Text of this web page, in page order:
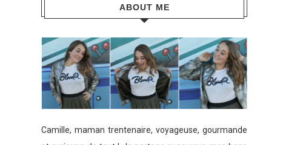
ABOUT ME
Camille, maman trentenaire, voyageuse, gourmande